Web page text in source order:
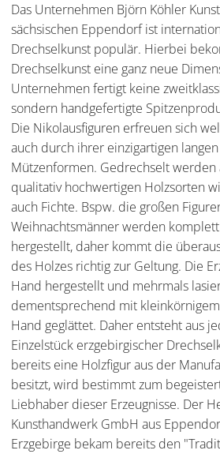
Das Unternehmen Björn Köhler
sächsischen Eppendorf ist
Drechselkunst populär. Hierbei
Drechselkunst eine ganz neue
Unternehmen fertigt keine
sondern handgefertigte
Die Nikolausfiguren erfreuen sich
auch durch ihrer einzigartigen
Mützenformen. Gedrechselt werden
qualitativ hochwertigen Holzsorten
auch Fichte. Bspw. die großen
Weihnachtsmänner werden
hergestellt, daher kommt die
des Holzes richtig zur Geltung. Die
Hand hergestellt und mehrmals
dementsprechend mit
Hand geglättet. Daher entsteht aus
Einzelstück erzgebirgischer
bereits eine Holzfigur aus der
besitzt, wird bestimmt zum
Liebhaber dieser Erzeugnisse. Der
Kunsthandwerk GmbH aus
Erzgebirge bekam bereits den